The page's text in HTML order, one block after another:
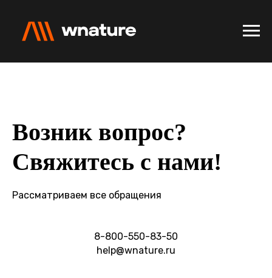
Возник вопрос?
Свяжитесь с нами!
Рассматриваем все обращения
8-800-550-83-50
help@wnature.ru